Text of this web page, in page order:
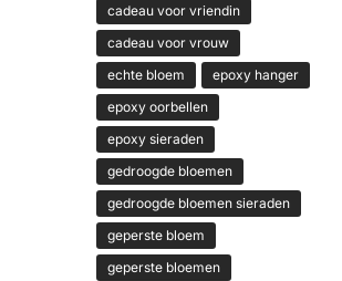
cadeau voor vriendin
cadeau voor vrouw
echte bloem
epoxy hanger
epoxy oorbellen
epoxy sieraden
gedroogde bloemen
gedroogde bloemen sieraden
geperste bloem
geperste bloemen